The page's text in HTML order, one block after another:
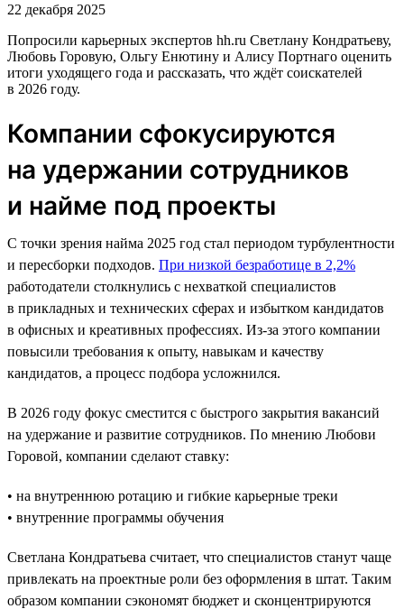
22 декабря 2025
Попросили карьерных экспертов hh.ru Светлану Кондратьеву,
Любовь Горовую, Ольгу Енютину и Алису Портнаго оценить
итоги уходящего года и рассказать, что ждёт соискателей
в 2026 году.
Компании сфокусируются
на удержании сотрудников
и найме под проекты
С точки зрения найма 2025 год стал периодом турбулентности
и пересборки подходов. При низкой безработице в 2,2%
работодатели столкнулись с нехваткой специалистов
в прикладных и технических сферах и избытком кандидатов
в офисных и креативных профессиях. Из-за этого компании
повысили требования к опыту, навыкам и качеству
кандидатов, а процесс подбора усложнился.
В 2026 году фокус сместится с быстрого закрытия вакансий
на удержание и развитие сотрудников. По мнению Любови
Горовой, компании сделают ставку:
• на внутреннюю ротацию и гибкие карьерные треки
• внутренние программы обучения
Светлана Кондратьева считает, что специалистов станут чаще
привлекать на проектные роли без оформления в штат. Таким
образом компании сэкономят бюджет и сконцентрируются